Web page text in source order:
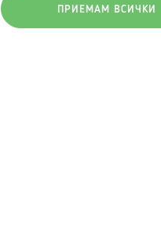
ПРИЕМАМ ВСИЧКИ